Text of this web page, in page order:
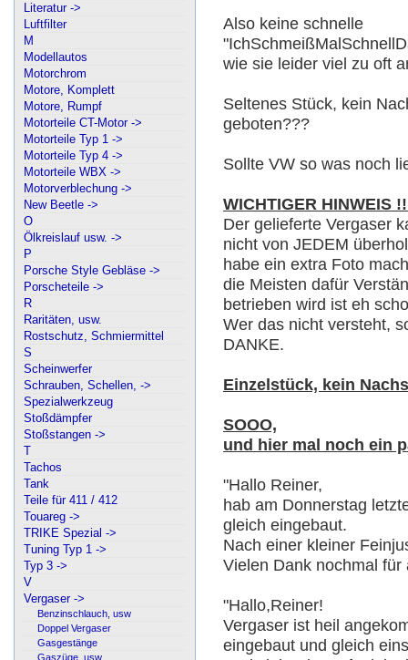
Literatur ->
Luftfilter
M
Modellautos
Motorchrom
Motore, Komplett
Motore, Rumpf
Motorteile CT-Motor ->
Motorteile Typ 1 ->
Motorteile Typ 4 ->
Motorteile WBX ->
Motorverblechung ->
New Beetle ->
O
Ölkreislauf usw. ->
P
Porsche Style Gebläse ->
Porscheteile ->
R
Raritäten, usw.
Rostschutz, Schmiermittel
S
Scheinwerfer
Schrauben, Schellen, ->
Spezialwerkzeug
Stoßdämpfer
Stoßstangen ->
T
Tachos
Tank
Teile für 411 / 412
Touareg ->
TRIKE Spezial ->
Tuning Typ 1 ->
Typ 3 ->
V
Vergaser ->
Benzinschlauch, usw
Doppel Vergaser
Gasgestänge
Gaszüge, usw.
Also keine schnelle
wie sie leider viel zu oft
Seltenes Stück, kein
geboten???
Sollte VW so was noch
WICHTIGER HINWEIS
Der gelieferte Vergaser
nicht von JEDEM
habe ein extra Foto
die Meisten dafür
betrieben wird ist eh
Wer das nicht versteht,
DANKE.
Einzelstück, kein
SOOO,
und hier mal noch ein
"Hallo Reiner,
hab am Donnerstag
gleich eingebaut.
Nach einer kleiner
Vielen Dank nochmal
"Hallo,Reiner!
Vergaser ist heil
eingebaut und gleich